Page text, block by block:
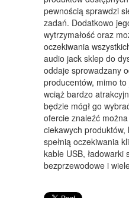
ART.
ART.
MATERIAŁY
pewnością sprawdzi
zadań. Dodatkowo
wytrzymałość oraz
oczekiwania
audio jack sklep do
oddaje sprowadzany
producentów, mimo
wciąż bardzo
będzie mógł go
ofercie znaleźć
ciekawych
spełnią oczekiwania
kable USB, ładowarki
bezprzewodowe i